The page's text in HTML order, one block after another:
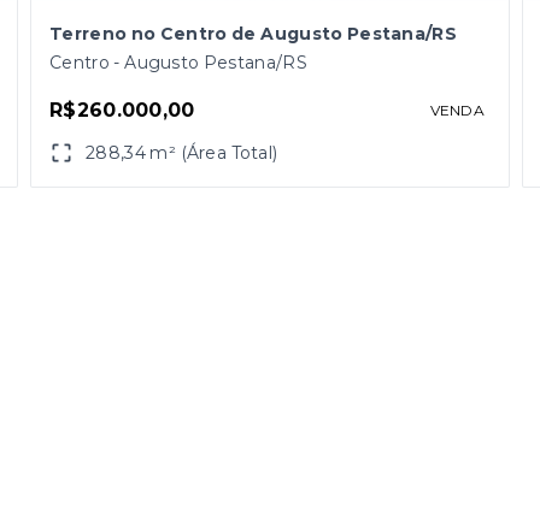
Terreno no Centro de Augusto Pestana/RS
Centro - Augusto Pestana/RS
R$260.000,00 VENDA
288,34 m² (Área Total)